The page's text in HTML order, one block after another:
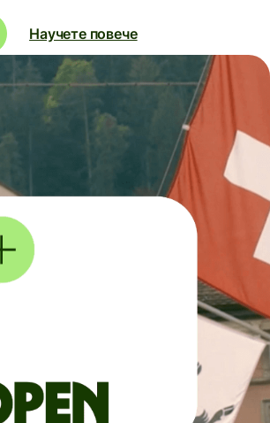
Научете повече